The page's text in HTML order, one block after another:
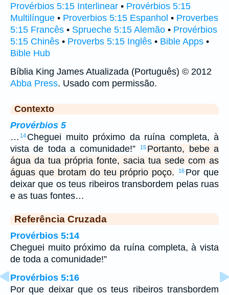
Provérbios 5:15 Interlinear • Provérbios 5:15
Multilíngue • Proverbios 5:15 Espanhol • Proverbes
5:15 Francês • Sprueche 5:15 Alemão • Provérbios
5:15 Chinês • Proverbs 5:15 Inglês • Bible Apps •
Bible Hub
Bíblia King James Atualizada (Português) © 2012
Abba Press. Usado com permissão.
Contexto
Provérbios 5
… 14 Cheguei muito próximo da ruína completa, à
vista de toda a comunidade!”
15 Portanto, bebe a
água da tua própria fonte, sacia tua sede com as
águas que brotam do teu próprio poço.
16 Por que
deixar que os teus ribeiros transbordem pelas ruas
e as tuas fontes…
Referência Cruzada
Provérbios 5:14
Cheguei muito próximo da ruína completa, à vista
de toda a comunidade!”
Provérbios 5:16
Por que deixar que os teus ribeiros transbordem